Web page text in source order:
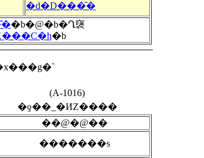
�d�D���̑�
�b�@�b�Ղ襃
�b
(A-1016)
�ƍ��_�ИZ����
��@�@��
�������s